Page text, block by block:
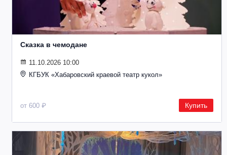
Сказка в чемодане
11.10.2026 10:00
КГБУК «Хабаровский краевой театр кукол»
от 600 ₽ Купить